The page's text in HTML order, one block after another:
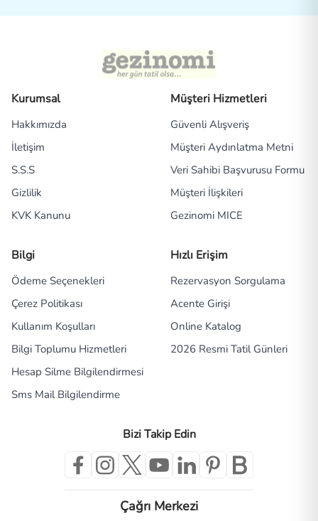
Kurumsal
Hakkımızda
İletişim
S.S.S
Gizlilik
KVK Kanunu
Müşteri Hizmetleri
Güvenli Alışveriş
Müşteri Aydınlatma Metni
Veri Sahibi Başvurusu Formu
Müşteri İlişkileri
Gezinomi MICE
Bilgi
Ödeme Seçenekleri
Çerez Politikası
Kullanım Koşulları
Bilgi Toplumu Hizmetleri
Hesap Silme Bilgilendirmesi
Sms Mail Bilgilendirme
Hızlı Erişim
Rezervasyon Sorgulama
Acente Girişi
Online Katalog
2026 Resmi Tatil Günleri
Bizi Takip Edin
Çağrı Merkezi